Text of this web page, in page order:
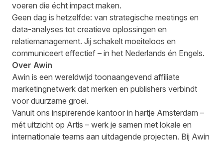
voeren die écht impact maken.
Geen dag is hetzelfde: van strategische meetings en
data-analyses tot creatieve oplossingen en
relatiemanagement. Jij schakelt moeiteloos en
communiceert effectief – in het Nederlands én Engels.
Over Awin
Awin is een wereldwijd toonaangevend affiliate
marketingnetwerk dat merken en publishers verbindt
voor duurzame groei.
Vanuit ons inspirerende kantoor in hartje Amsterdam –
mét uitzicht op Artis – werk je samen met lokale en
internationale teams aan uitdagende projecten. Bij Awin